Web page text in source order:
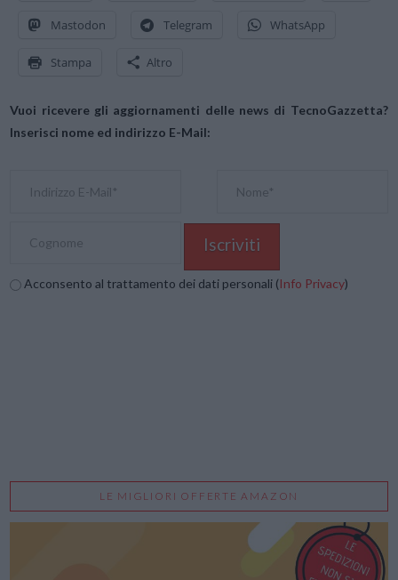
Mastodon Telegram WhatsApp
Stampa Altro
Vuoi ricevere gli aggiornamenti delle news di TecnoGazzetta?
Inserisci nome ed indirizzo E-Mail:
Acconsento al trattamento dei dati personali (Info Privacy)
LE MIGLIORI OFFERTE AMAZON